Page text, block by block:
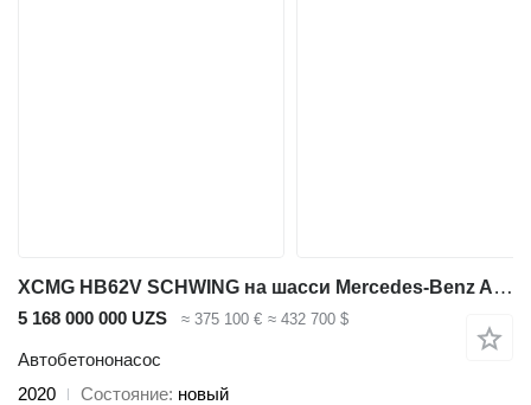
XCMG HB62V SCHWING на шасси Mercedes-Benz ACTROS 4143E5
5 168 000 000 UZS ≈ 375 100 € ≈ 432 700 $
Автобетононасос
2020
Состояние новый